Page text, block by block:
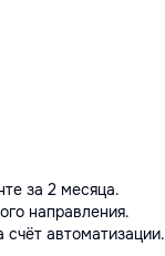
за 2 месяца.
направления.
автоматизации.